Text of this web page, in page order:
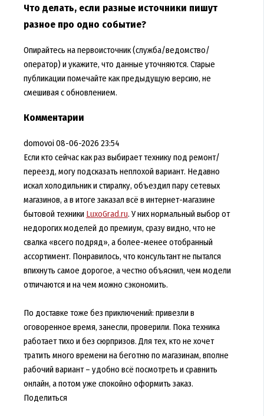
Что делать, если разные источники пишут
разное про одно событие?
Опирайтесь на первоисточник (служба/ведомство/
оператор) и укажите, что данные уточняются. Старые
публикации помечайте как предыдущую версию, не
смешивая с обновлением.
Комментарии
domovoi08-06-2026 23:54
Если кто сейчас как раз выбирает технику под ремонт/
переезд, могу подсказать неплохой вариант. Недавно
искал холодильник и стиралку, объездил пару сетевых
магазинов, а в итоге заказал всё в интернет-магазине
бытовой техники LuxoGrad.ru. У них нормальный выбор от
недорогих моделей до премиум, сразу видно, что не
свалка «всего подряд», а более-менее отобранный
ассортимент. Понравилось, что консультант не пытался
впихнуть самое дорогое, а честно объяснил, чем модели
отличаются и на чем можно сэкономить.
По доставке тоже без приключений: привезли в
оговоренное время, занесли, проверили. Пока техника
работает тихо и без сюрпризов. Для тех, кто не хочет
тратить много времени на беготню по магазинам, вполне
рабочий вариант – удобно всё посмотреть и сравнить
онлайн, а потом уже спокойно оформить заказ.
Поделиться